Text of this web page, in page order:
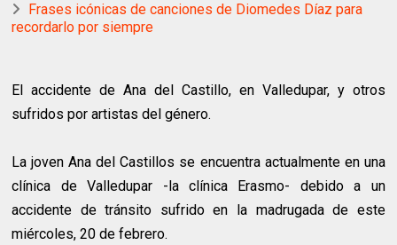
Frases icónicas de canciones de Diomedes Díaz para
recordarlo por siempre
El accidente de Ana del Castillo, en Valledupar, y otros
sufridos por artistas del género.
La joven Ana del Castillos se encuentra actualmente en una
clínica de Valledupar -la clínica Erasmo- debido a un
accidente de tránsito sufrido en la madrugada de este
miércoles, 20 de febrero.